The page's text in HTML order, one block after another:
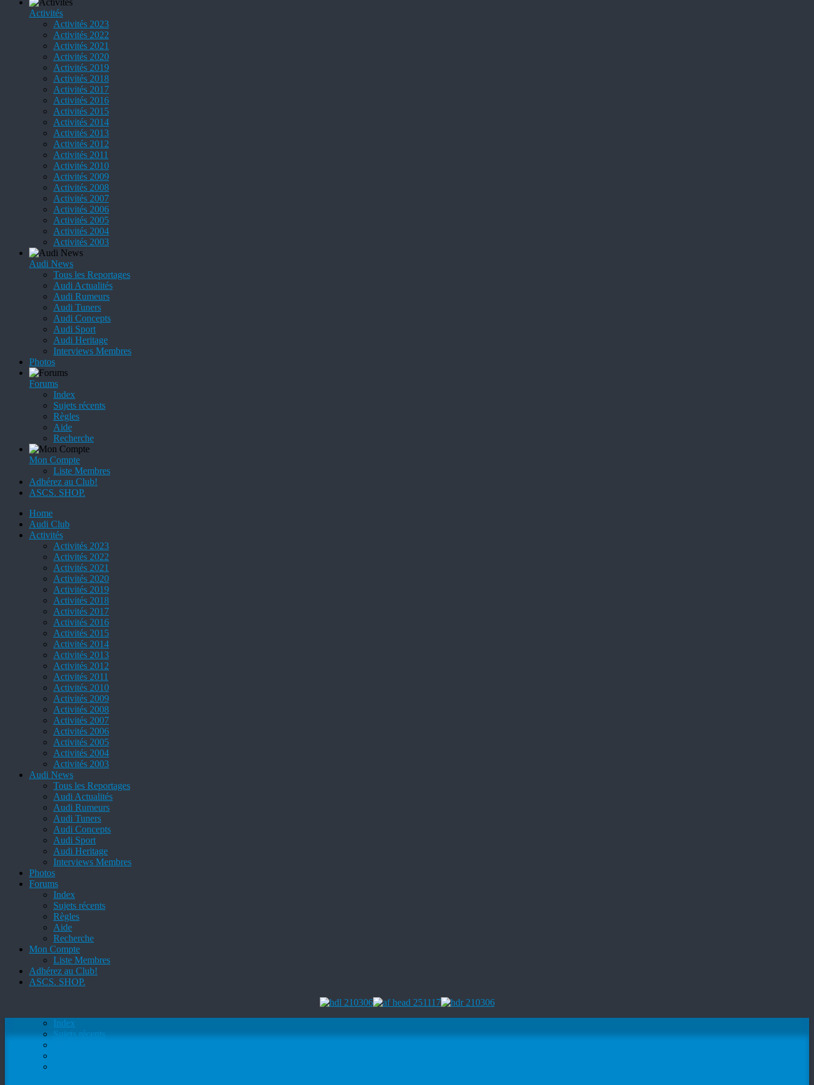
Activités
Activités 2023
Activités 2022
Activités 2021
Activités 2020
Activités 2019
Activités 2018
Activités 2017
Activités 2016
Activités 2015
Activités 2014
Activités 2013
Activités 2012
Activités 2011
Activités 2010
Activités 2009
Activités 2008
Activités 2007
Activités 2006
Activités 2005
Activités 2004
Activités 2003
Audi News
Tous les Reportages
Audi Actualités
Audi Rumeurs
Audi Tuners
Audi Concepts
Audi Sport
Audi Heritage
Interviews Membres
Photos
Forums
Index
Sujets récents
Règles
Aide
Recherche
Mon Compte
Liste Membres
Adhérez au Club!
ASCS. SHOP.
Home
Audi Club
Activités
Activités 2023
Activités 2022
Activités 2021
Activités 2020
Activités 2019
Activités 2018
Activités 2017
Activités 2016
Activités 2015
Activités 2014
Activités 2013
Activités 2012
Activités 2011
Activités 2010
Activités 2009
Activités 2008
Activités 2007
Activités 2006
Activités 2005
Activités 2004
Activités 2003
Audi News
Tous les Reportages
Audi Actualités
Audi Rumeurs
Audi Tuners
Audi Concepts
Audi Sport
Audi Heritage
Interviews Membres
Photos
Forums
Index
Sujets récents
Règles
Aide
Recherche
Mon Compte
Liste Membres
Adhérez au Club!
ASCS. SHOP.
Index
Sujets récents